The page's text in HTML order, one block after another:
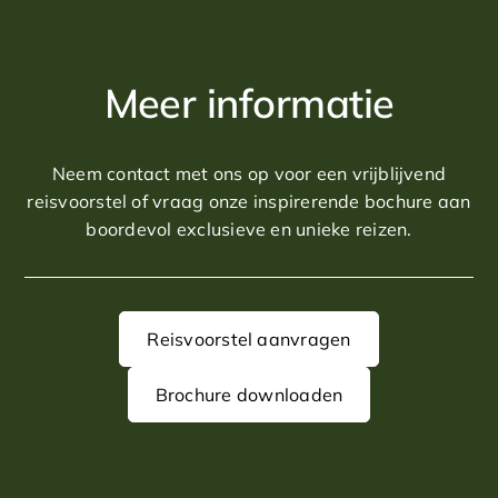
Royal Ostend Golfclub. Deze prachtige linkscourse is
uitstekend onderhouden en biedt een ultieme
golfbeleving. Voor nog meer variatie speelt u op de
rijden. Deze fraaie golfbaan kent veel natuurlijke
Meer informatie
Neem contact met ons op voor een vrijblijvend
reisvoorstel of vraag onze inspirerende bochure aan
boordevol exclusieve en unieke reizen.
Reisvoorstel aanvragen
Brochure downloaden